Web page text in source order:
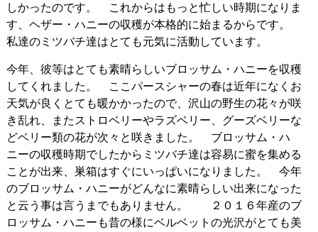
しかったのです。 これからはもっと忙しい時期になりま
す、ヘザー・ハニーの収穫が本格的に始まるからです。
私達のミツバチ達はとても元気に活動しています。
今年、彼等はとても素晴らしいブロッサム・ハニーを収穫
してくれました。 ここパースシャーの春は近年になくお
天気が良くとても暖かかったので、沢山の野生の花々が咲
き乱れ、またストロベリーやラズベリー、グーズベリーな
どベリー類の花が次々と咲きました。 ブロッサム・ハ
ニーの収穫時期でしたからミツバチ達は容易に蜜を集める
ことが出来、巣箱はすぐにいっぱいになりました。 今年
のブロッサム・ハニーがどんなに素晴らしい出来になった
と云う事は言うまでもありません。 ２０１６年産のブ
ロッサム・ハニーも昔の様にベルベットの光沢がとても美